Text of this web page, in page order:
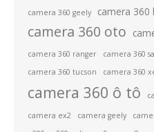
camera 360 geely
camera 360
camera 360 oto
camera 360 ranger camera 360
camera 360 tucson
camera 360
camera 360 ô tô
camera ex2 camera geely